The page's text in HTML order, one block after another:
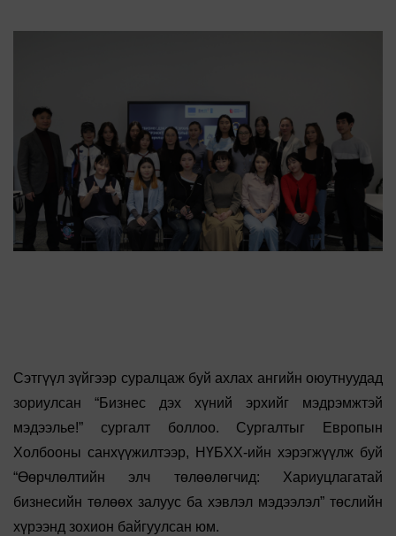
Сэтгүүл зүйгээр суралцаж буй ахлах ангийн оюутнуудад
зориулсан “Бизнес дэх хүний эрхийг мэдрэмжтэй
мэдээлье!” сургалт боллоо. Сургалтыг Европын
Холбооны санхүүжилтээр, НҮБХХ-ийн хэрэгжүүлж буй
“Өөрчлөлтийн элч төлөөлөгчид: Хариуцлагатай
бизнесийн төлөөх залуус ба хэвлэл мэдээлэл” төслийн
хүрээнд зохион байгуулсан юм.